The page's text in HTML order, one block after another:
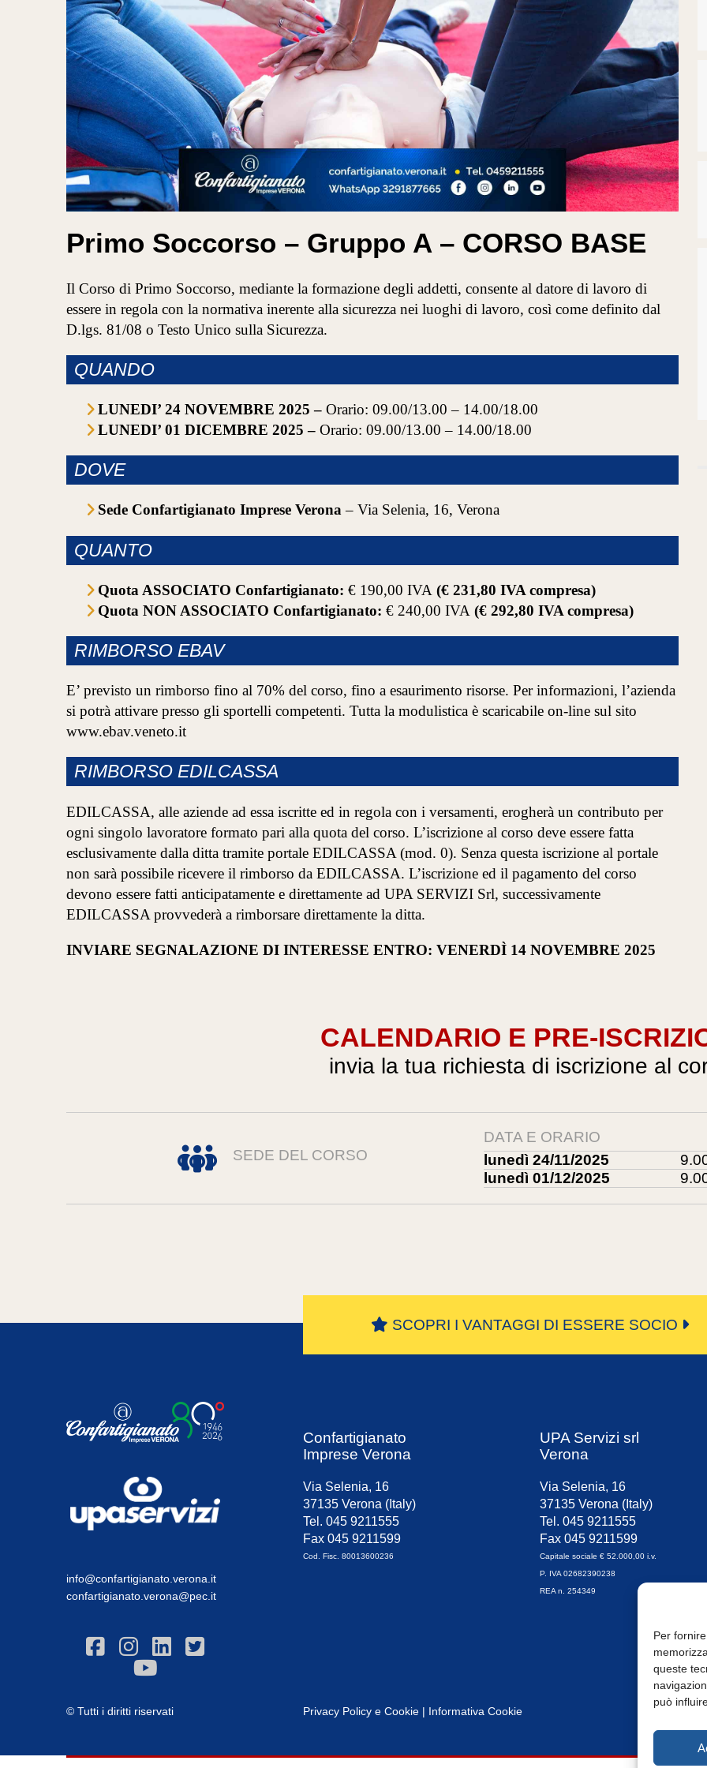
Per
queste
può
Primo Soccorso – Gruppo A – CORSO BASE
Il Corso di Primo Soccorso, mediante la formazione degli addetti, consente al datore di lavoro di
essere in regola con la normativa inerente alla sicurezza nei luoghi di lavoro, così come definito dal
D.lgs. 81/08 o Testo Unico sulla Sicurezza.
QUANDO
LUNEDI’ 24 NOVEMBRE 2025 – Orario: 09.00/13.00 – 14.00/18.00
LUNEDI’ 01 DICEMBRE 2025 – Orario: 09.00/13.00 – 14.00/18.00
DOVE
Sede Confartigianato Imprese Verona– Via Selenia, 16, Verona
QUANTO
Quota ASSOCIATO Confartigianato: € 190,00 IVA (€ 231,80 IVA compresa)
Quota NON ASSOCIATO Confartigianato: € 240,00 IVA (€ 292,80 IVA compresa)
RIMBORSO EBAV
E’ previsto un rimborso fino al 70% del corso, fino a esaurimento risorse. Per informazioni, l’azienda
si potrà attivare presso gli sportelli competenti. Tutta la modulistica è scaricabile on-line sul sito
www.ebav.veneto.it
RIMBORSO EDILCASSA
EDILCASSA, alle aziende ad essa iscritte ed in regola con i versamenti, erogherà un contributo per
ogni singolo lavoratore formato pari alla quota del corso. L’iscrizione al corso deve essere fatta
esclusivamente dalla ditta tramite portale EDILCASSA (mod. 0). Senza questa iscrizione al portale
non sarà possibile ricevere il rimborso da EDILCASSA. L’iscrizione ed il pagamento del corso
devono essere fatti anticipatamente e direttamente ad UPA SERVIZI Srl, successivamente
EDILCASSA provvederà a rimborsare direttamente la ditta.
INVIARE SEGNALAZIONE DI INTERESSE ENTRO: VENERDÌ 14 NOVEMBRE 2025
CALENDARIO E PRE-
invia la tua richiesta di iscrizione al
SEDE DEL CORSO
DATA E ORARIO
lunedì 24/11/2025
lunedì 01/12/2025
SCOPRI I VANTAGGI DI ESSERE SOCIO
info@confartigianato.verona.it
confartigianato.verona@pec.it
Confartigianato
Imprese Verona
Via Selenia, 16
37135 Verona (Italy)
Tel. 045 9211555
Fax 045 9211599
Cod. Fisc. 80013600236
UPA Servizi srl
Verona
Via Selenia, 16
37135 Verona (Italy)
Tel. 045 9211555
Fax 045 9211599
Capitale sociale € 52.000,00 i.v.
P. IVA 02682390238
REA n. 254349
© Tutti i diritti riservati Privacy Policy e Cookie | Informativa Cookie